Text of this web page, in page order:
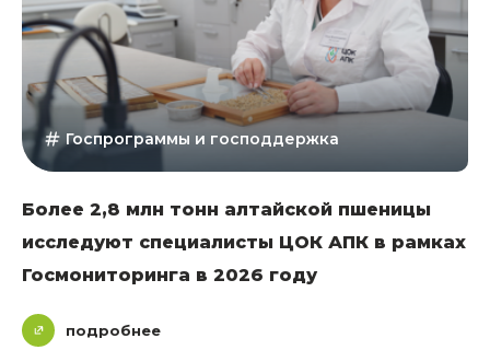
Госпрограммы и господдержка
Более 2,8 млн тонн алтайской пшеницы
исследуют специалисты ЦОК АПК в рамках
Госмониторинга в 2026 году
подробнее